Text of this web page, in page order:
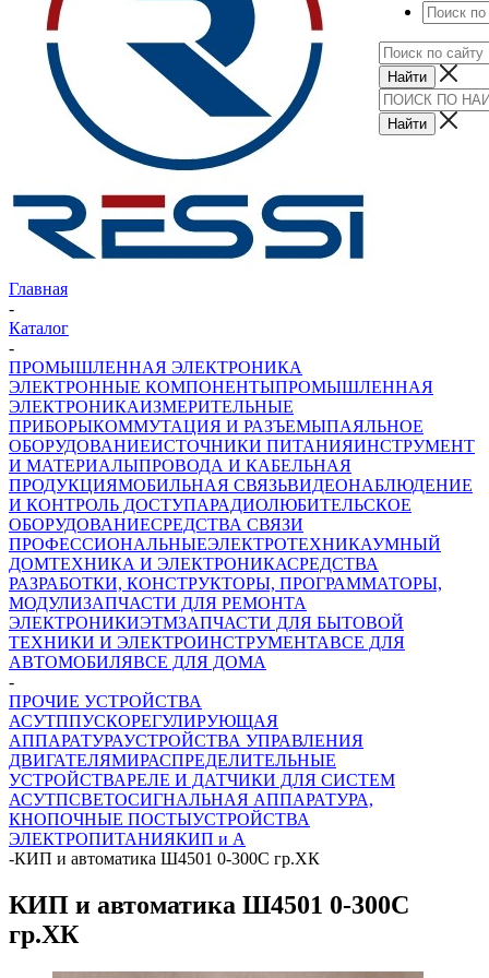
Главная
-
Каталог
-
ПРОМЫШЛЕННАЯ ЭЛЕКТРОНИКА
ЭЛЕКТРОННЫЕ КОМПОНЕНТЫПРОМЫШЛЕННАЯ
ЭЛЕКТРОНИКАИЗМЕРИТЕЛЬНЫЕ
ПРИБОРЫКОММУТАЦИЯ И РАЗЪЕМЫПАЯЛЬНОЕ
ОБОРУДОВАНИЕИСТОЧНИКИ ПИТАНИЯИНСТРУМЕНТ
И МАТЕРИАЛЫПРОВОДА И КАБЕЛЬНАЯ
ПРОДУКЦИЯМОБИЛЬНАЯ СВЯЗЬВИДЕОНАБЛЮДЕНИЕ
И КОНТРОЛЬ ДОСТУПАРАДИОЛЮБИТЕЛЬСКОЕ
ОБОРУДОВАНИЕСРЕДСТВА СВЯЗИ
ПРОФЕССИОНАЛЬНЫЕЭЛЕКТРОТЕХНИКАУМНЫЙ
ДОМТЕХНИКА И ЭЛЕКТРОНИКАСРЕДСТВА
РАЗРАБОТКИ, КОНСТРУКТОРЫ, ПРОГРАММАТОРЫ,
МОДУЛИЗАПЧАСТИ ДЛЯ РЕМОНТА
ЭЛЕКТРОНИКИЭТМЗАПЧАСТИ ДЛЯ БЫТОВОЙ
ТЕХНИКИ И ЭЛЕКТРОИНСТРУМЕНТАВСЕ ДЛЯ
АВТОМОБИЛЯВСЕ ДЛЯ ДОМА
-
ПРОЧИЕ УСТРОЙСТВА
АСУТППУСКОРЕГУЛИРУЮЩАЯ
АППАРАТУРАУСТРОЙСТВА УПРАВЛЕНИЯ
ДВИГАТЕЛЯМИРАСПРЕДЕЛИТЕЛЬНЫЕ
УСТРОЙСТВАРЕЛЕ И ДАТЧИКИ ДЛЯ СИСТЕМ
АСУТПСВЕТОСИГНАЛЬНАЯ АППАРАТУРА,
КНОПОЧНЫЕ ПОСТЫУСТРОЙСТВА
ЭЛЕКТРОПИТАНИЯКИП и А
-КИП и автоматика Ш4501 0-300С гр.ХК
КИП и автоматика Ш4501 0-300С
гр.ХК